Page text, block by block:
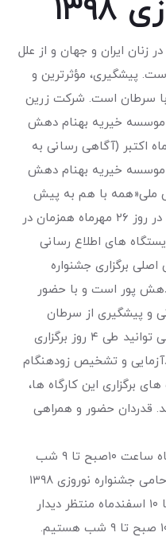
زنان ایران و جهان و از علل
پیشگیری، مؤثرترین و
با سرطان است. شرکت زرین
موسسه خیریه بهنام دهش
اکتبر (آگاهی رسانی به
خیریه بهنام دهش
ملی«همه با هم به پیش
برای پیشگیری از سرطان پستان» را در روز ۲۶ مهرماه همزمان در
ايستگاه های اطلاع رسانی
برگزاری جشنواره
دهش پور است و با حضور
و پیشگیری از سرطان
پستان یاری می کند. شما عزیزان می توانید طی ۴ روز برگزاری
و تشخیص زودهنگام
برگزاری این کارگاه ها،
قدردان حضور و همراهی
شرکت زرین رویا با برند مای لیدی حامی جشنواره نوروزی ۱۳۹۸
موسسه خیریه بهنام دهش پور۷ تا ۱۰ اسفندماه منتظر دیدار